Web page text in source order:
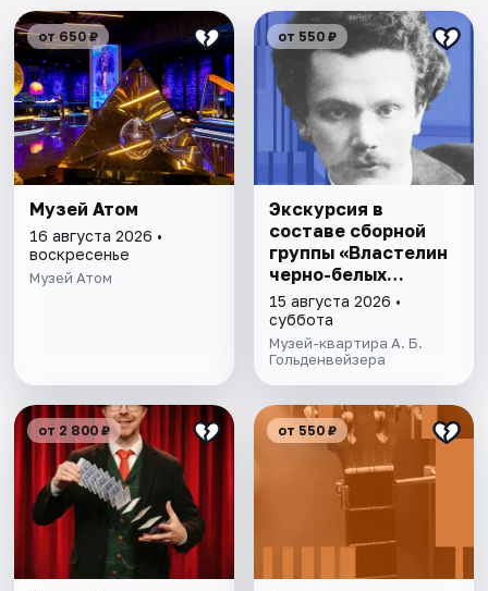
от 650 ₽
Музей Атом
16 августа 2026 •
воскресенье
Музей Атом
от 550 ₽
Экскурсия в
составе сборной
группы «Властелин
черно-белых
клавиш»
15 августа 2026 •
суббота
Музей-квартира А. Б.
Гольденвейзера
от 2 800 ₽ от 550 ₽